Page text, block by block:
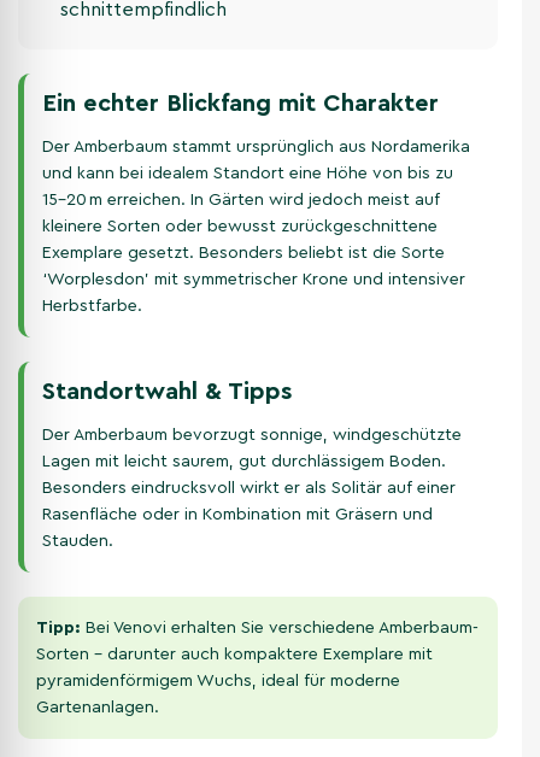
schnittempfindlich
Ein echter Blickfang mit Charakter
Der Amberbaum stammt ursprünglich aus Nordamerika
und kann bei idealem Standort eine Höhe von bis zu
15–20 m erreichen. In Gärten wird jedoch meist auf
kleinere Sorten oder bewusst zurückgeschnittene
Exemplare gesetzt. Besonders beliebt ist die Sorte
‘Worplesdon’ mit symmetrischer Krone und intensiver
Herbstfarbe.
Standortwahl & Tipps
Der Amberbaum bevorzugt sonnige, windgeschützte
Lagen mit leicht saurem, gut durchlässigem Boden.
Besonders eindrucksvoll wirkt er als Solitär auf einer
Rasenfläche oder in Kombination mit Gräsern und
Stauden.
Tipp: Bei Venovi erhalten Sie verschiedene Amberbaum-
Sorten – darunter auch kompaktere Exemplare mit
pyramidenförmigem Wuchs, ideal für moderne
Gartenanlagen.